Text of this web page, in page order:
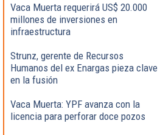
Vaca Muerta requerirá US$ 20.000
millones de inversiones en
infraestructura
Strunz, gerente de Recursos
Humanos del ex Enargas pieza clave
en la fusión
Vaca Muerta: YPF avanza con la
licencia para perforar doce pozos